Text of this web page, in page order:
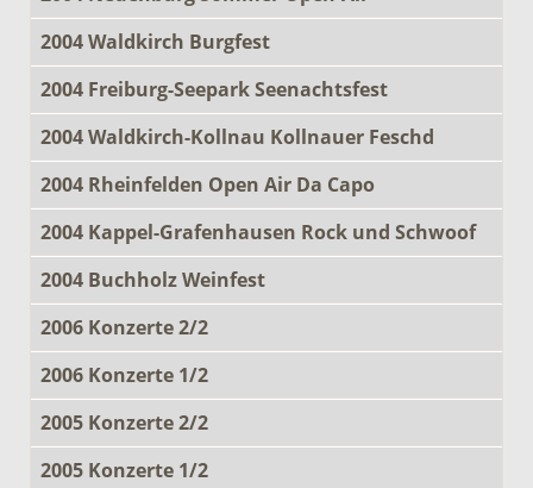
2004 Waldkirch Burgfest
2004 Freiburg-Seepark Seenachtsfest
2004 Waldkirch-Kollnau Kollnauer Feschd
2004 Rheinfelden Open Air Da Capo
2004 Kappel-Grafenhausen Rock und Schwoof
2004 Buchholz Weinfest
2006 Konzerte 2/2
2006 Konzerte 1/2
2005 Konzerte 2/2
2005 Konzerte 1/2